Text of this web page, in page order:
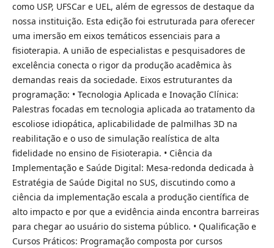
como USP, UFSCar e UEL, além de egressos de destaque da
nossa instituição. Esta edição foi estruturada para oferecer
uma imersão em eixos temáticos essenciais para a
fisioterapia. A união de especialistas e pesquisadores de
excelência conecta o rigor da produção acadêmica às
demandas reais da sociedade. Eixos estruturantes da
programação: • Tecnologia Aplicada e Inovação Clínica:
Palestras focadas em tecnologia aplicada ao tratamento da
escoliose idiopática, aplicabilidade de palmilhas 3D na
reabilitação e o uso de simulação realística de alta
fidelidade no ensino de Fisioterapia. • Ciência da
Implementação e Saúde Digital: Mesa-redonda dedicada à
Estratégia de Saúde Digital no SUS, discutindo como a
ciência da implementação escala a produção científica de
alto impacto e por que a evidência ainda encontra barreiras
para chegar ao usuário do sistema público. • Qualificação e
Cursos Práticos: Programação composta por cursos